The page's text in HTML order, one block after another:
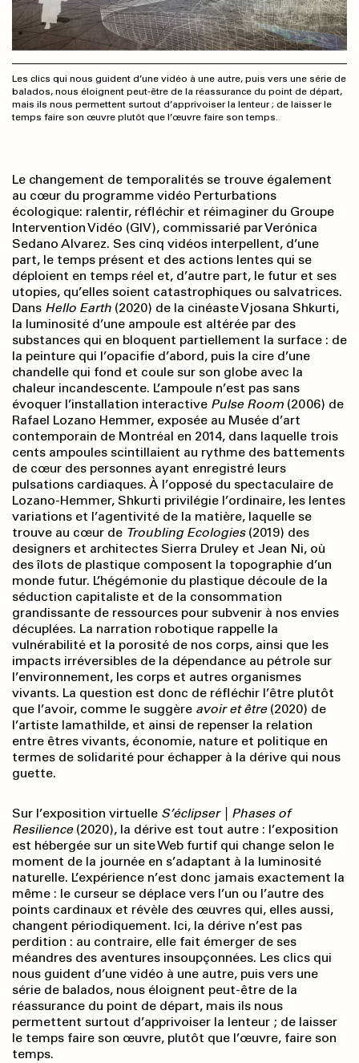
Les clics qui nous guident d’une vidéo à une autre, puis vers une série de
balados, nous éloignent peut-être de la réassurance du point de départ,
mais ils nous permettent surtout d’apprivoiser la lenteur ; de laisser le
temps faire son œuvre plutôt que l’œuvre faire son temps.
Le changement de temporalités se trouve également
au cœur du programme vidéo Perturbations
écologique: ralentir, réfléchir et réimaginer du Groupe
Intervention Vidéo (GIV), commissarié par Verónica
Sedano Alvarez. Ses cinq vidéos interpellent, d’une
part, le temps présent et des actions lentes qui se
déploient en temps réel et, d’autre part, le futur et ses
utopies, qu’elles soient catastrophiques ou salvatrices.
Dans Hello Earth (2020) de la cinéaste Vjosana Shkurti,
la luminosité d’une ampoule est altérée par des
substances qui en bloquent partiellement la surface : de
la peinture qui l’opacifie d’abord, puis la cire d’une
chandelle qui fond et coule sur son globe avec la
chaleur incandescente. L’ampoule n’est pas sans
évoquer l’installation interactive Pulse Room (2006) de
Rafael Lozano Hemmer, exposée au Musée d’art
contemporain de Montréal en 2014, dans laquelle trois
cents ampoules scintillaient au rythme des battements
de cœur des personnes ayant enregistré leurs
pulsations cardiaques. À l’opposé du spectaculaire de
Lozano-Hemmer, Shkurti privilégie l’ordinaire, les lentes
variations et l’agentivité de la matière, laquelle se
trouve au cœur de Troubling Ecologies(2019) des
designers et architectes Sierra Druley et Jean Ni, où
des îlots de plastique composent la topographie d’un
monde futur. L’hégémonie du plastique découle de la
séduction capitaliste et de la consommation
grandissante de ressources pour subvenir à nos envies
décuplées. La narration robotique rappelle la
vulnérabilité et la porosité de nos corps, ainsi que les
impacts irréversibles de la dépendance au pétrole sur
l’environnement, les corps et autres organismes
vivants. La question est donc de réfléchir l’être plutôt
que l’avoir, comme le suggère avoir et être(2020) de
l’artiste lamathilde, et ainsi de repenser la relation
entre êtres vivants, économie, nature et politique en
termes de solidarité pour échapper à la dérive qui nous
guette.
Sur l’exposition virtuelle S’éclipser | Phases of
Resilience(2020), la dérive est tout autre : l’exposition
est hébergée sur un site Web furtif qui change selon le
moment de la journée en s’adaptant à la luminosité
naturelle. L’expérience n’est donc jamais exactement la
même : le curseur se déplace vers l’un ou l’autre des
points cardinaux et révèle des œuvres qui, elles aussi,
changent périodiquement. Ici, la dérive n’est pas
perdition : au contraire, elle fait émerger de ses
méandres des aventures insoupçonnées. Les clics qui
nous guident d’une vidéo à une autre, puis vers une
série de balados, nous éloignent peut-être de la
réassurance du point de départ, mais ils nous
permettent surtout d’apprivoiser la lenteur ; de laisser
le temps faire son œuvre, plutôt que l’œuvre, faire son
temps.